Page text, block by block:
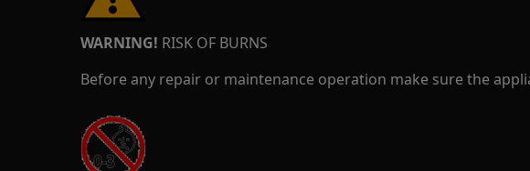
WARNING! RISK OF BURNS
Before any repair or maintenance operation make sure the